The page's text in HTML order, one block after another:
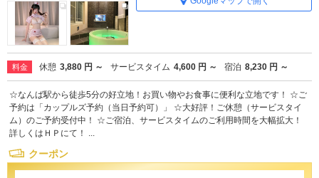
料金 休憩 3,880 円 ～ サービスタイム 4,600 円 ～ 宿泊 8,230 円 ～
☆なんば駅から徒歩5分の好立地！お買い物やお食事に便利な立地です！ ☆ご
予約は「カップルズ予約（当日予約可）」 ☆大好評！ご休憩（サービスタイ
ム）のご予約受付中！ ☆ご宿泊、サービスタイムのご利用時間を大幅拡大！
詳しくはＨＰにて！ ...
クーポン